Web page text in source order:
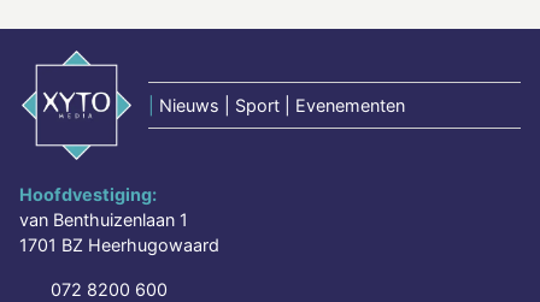
Nieuws | Sport | Evenementen
Hoofdvestiging:
van Benthuizenlaan 1
1701 BZ Heerhugowaard
072 8200 600